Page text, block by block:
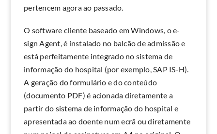
pertencem agora ao passado.
O software cliente baseado em Windows, o e-
sign Agent, é instalado no balcão de admissão e
está perfeitamente integrado no sistema de
informação do hospital (por exemplo, SAP IS-H).
A geração do formulário e do conteúdo
(documento PDF) é acionada diretamente a
partir do sistema de informação do hospital e
apresentada ao doente num ecrã ou diretamente